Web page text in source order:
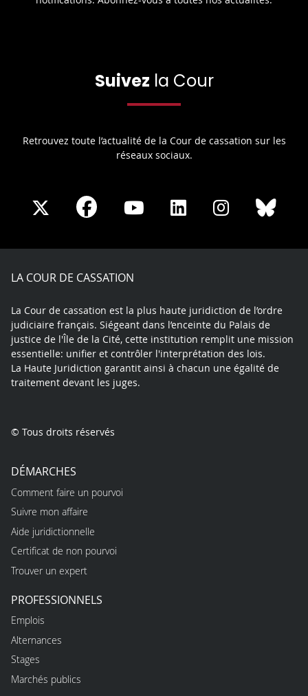
Suivez la Cour
Retrouvez toute l’actualité de la Cour de cassation sur les
réseaux sociaux.
Share
X
Share
Facebook
Share
Youtube
Share
LinkedIn
Share
Instagram
LA COUR DE CASSATION
La Cour de cassation est la plus haute juridiction de l’ordre
judiciaire français. Siégeant dans l’enceinte du Palais de
justice de l'Île de la Cité, cette institution remplit une mission
essentielle: unifier et contrôler l'interprétation des lois.
La Haute Juridiction garantit ainsi à chacun une égalité de
traitement devant les juges.
© Tous droits réservés
DÉMARCHES
Comment faire un pourvoi
Suivre mon affaire
Aide juridictionnelle
Certificat de non pourvoi
Trouver un expert
PROFESSIONNELS
Emplois
Alternances
Stages
Marchés publics